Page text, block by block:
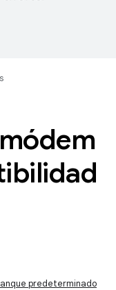
predeterminado